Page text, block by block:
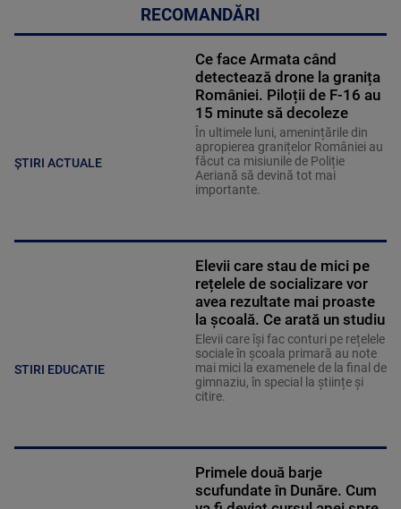
RECOMANDĂRI
ȘTIRI ACTUALE
Ce face Armata când
detectează drone la granița
României. Piloții de F-16 au
15 minute să decoleze
În ultimele luni, amenințările din
apropierea granițelor României au
făcut ca misiunile de Poliție
Aeriană să devină tot mai
importante.
STIRI EDUCATIE
Elevii care stau de mici pe
rețelele de socializare vor
avea rezultate mai proaste
la școală. Ce arată un studiu
Elevii care îşi fac conturi pe rețelele
sociale în școala primară au note
mai mici la examenele de la final de
gimnaziu, în special la științe și
citire.
Primele două barje
scufundate în Dunăre. Cum